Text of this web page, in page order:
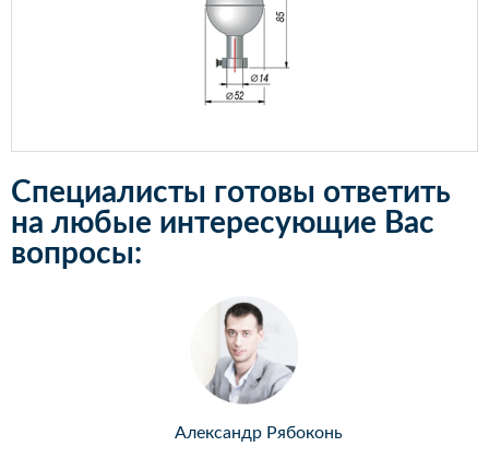
Специалисты готовы ответить
на любые интересующие Вас
вопросы:
Александр Рябоконь